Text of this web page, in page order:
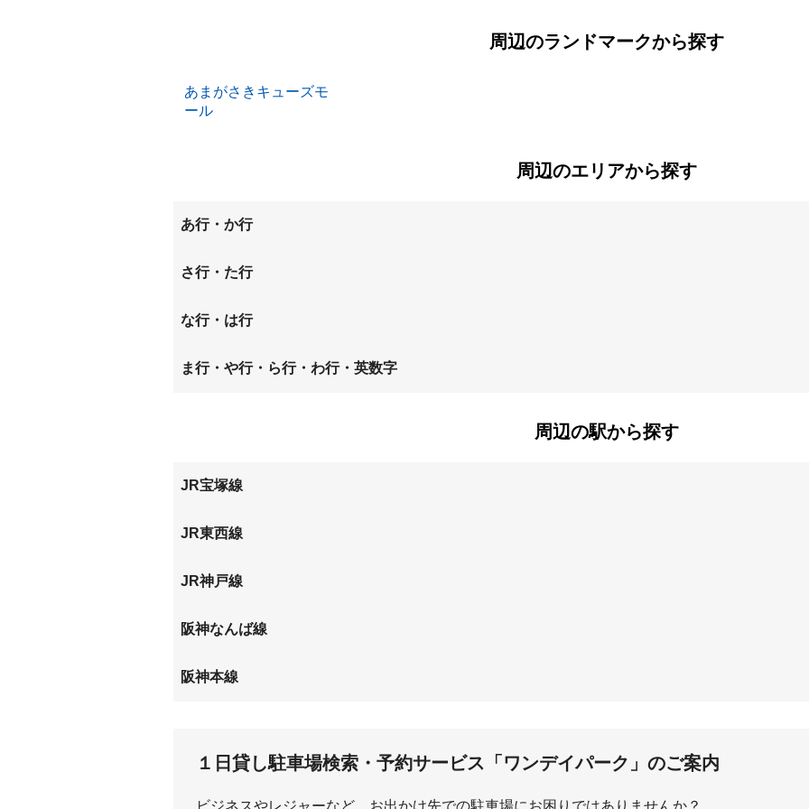
周辺のランドマークから探す
あまがさきキューズモ
ール
周辺のエリアから探す
あ行・か行
今福
北城内
さ行・た行
下坂部
築地 次屋
な行・は行
長洲中通 長洲西通
東七松町
福町
ま行・や行・ら行・わ行・英数字
周辺の駅から探す
JR宝塚線
尼崎
JR東西線
尼崎
JR神戸線
尼崎
阪神なんば線
大物
阪神本線
１日貸し駐車場検索・予約サービス「ワンデイパーク」のご案内
ビジネスやレジャーなど、お出かけ先での駐車場にお困りではありませんか？